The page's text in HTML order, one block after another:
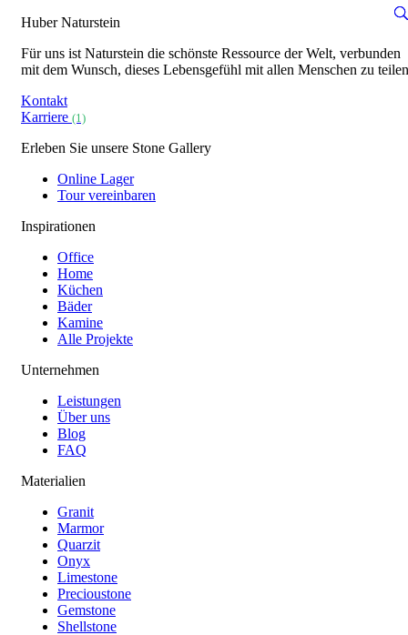
Huber Naturstein
Für uns ist Naturstein die schönste Ressource der Welt, verbunden
mit dem Wunsch, dieses Lebensgefühl mit allen Menschen zu
Kontakt
Karriere (1)
Erleben Sie unsere Stone Gallery
Online Lager
Tour vereinbaren
Inspirationen
Office
Home
Küchen
Bäder
Kamine
Alle Projekte
Unternehmen
Leistungen
Über uns
Blog
FAQ
Materialien
Granit
Marmor
Quarzit
Onyx
Limestone
Precioustone
Gemstone
Shellstone